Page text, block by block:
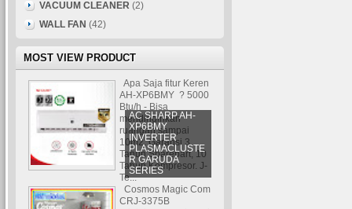
VACUUM CLEANER (2)
WALL FAN (42)
MOST VIEW PRODUCT
AC SHARP AH-
XP6BMY
INVERTER
PLASMACLUSTE
R GARUDA
SERIES
Apa Saja fitur Keren
AH-XP6BMY ? 5000
Btu/h - Bisa
mendinginkan
ruangan sampai
10m2. Garansi 3
Tahun Sparepart, 10
Tahun Kompresor. J-
Te...
Cosmos Magic Com
CRJ-3375B